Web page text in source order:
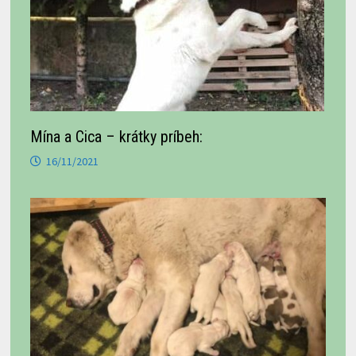
Mína a Cica – krátky príbeh:
16/11/2021